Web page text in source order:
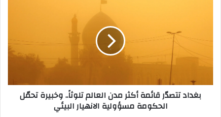
مدن
تحمّل
الحكومةبغداد تتصدّر قائمة أكثر مدن العالم تلوثاً.. وخبيرة تحمّل
الحكومة مسؤولية الانهيار البيئي